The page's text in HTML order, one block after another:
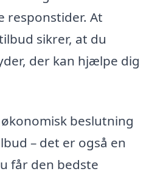
responstider. At
sikrer, at du
der kan hjælpe dig
beslutning
– det er også en
får den bedste